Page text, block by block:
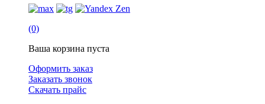
(0)
Ваша корзина пуста
Оформить заказ
Заказать звонок
Скачать прайс